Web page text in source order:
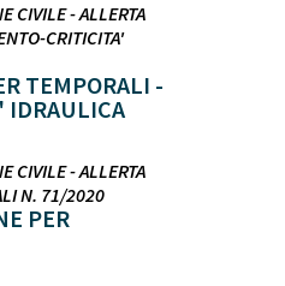
CIVILE - ALLERTA
CRITICITA'
TEMPORALI -
IDRAULICA
CIVILE - ALLERTA
N. 71/2020
PER